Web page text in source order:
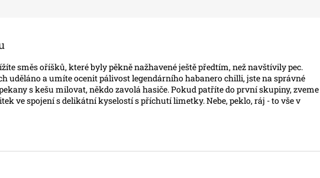
směs oříšků, které byly pěkně nažhavené ještě předtím, než navštívily pec.
uděláno a umíte ocenit pálivost legendárního habanero chilli, jste na správné
s kešu milovat, někdo zavolá hasiče. Pokud patříte do první skupiny, zveme
ve spojení s delikátní kyselostí s příchutí limetky. Nebe, peklo, ráj - to vše v